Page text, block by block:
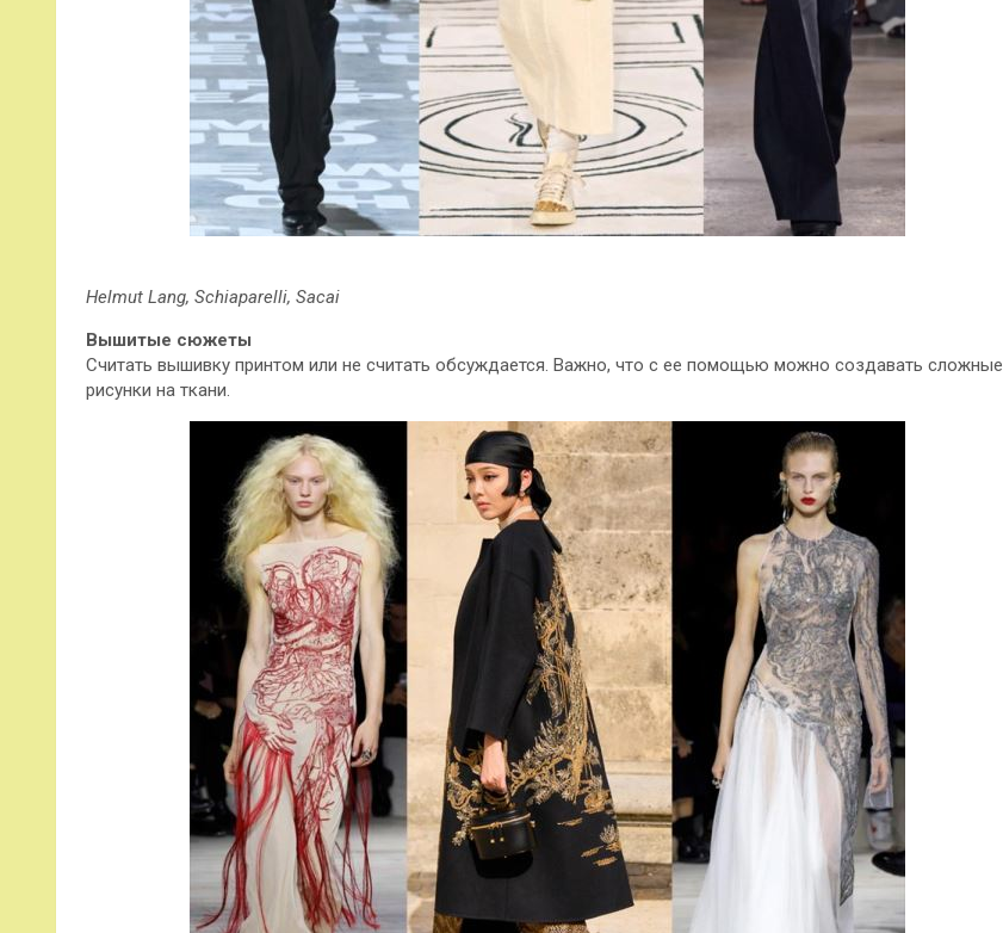
Helmut Lang, Schiaparelli, Sacai
Вышитые сюжеты
Считать вышивку принтом или не считать обсуждается. Важно, что с ее помощью можно создавать сложные
рисунки на ткани.